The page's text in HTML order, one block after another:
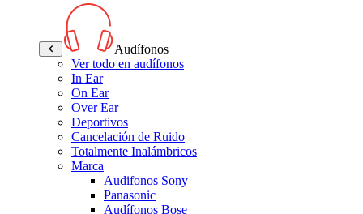
Audífonos
Ver todo en audífonos
In Ear
On Ear
Over Ear
Deportivos
Cancelación de Ruido
Totalmente Inalámbricos
Marca
Audifonos Sony
Panasonic
Audífonos Bose